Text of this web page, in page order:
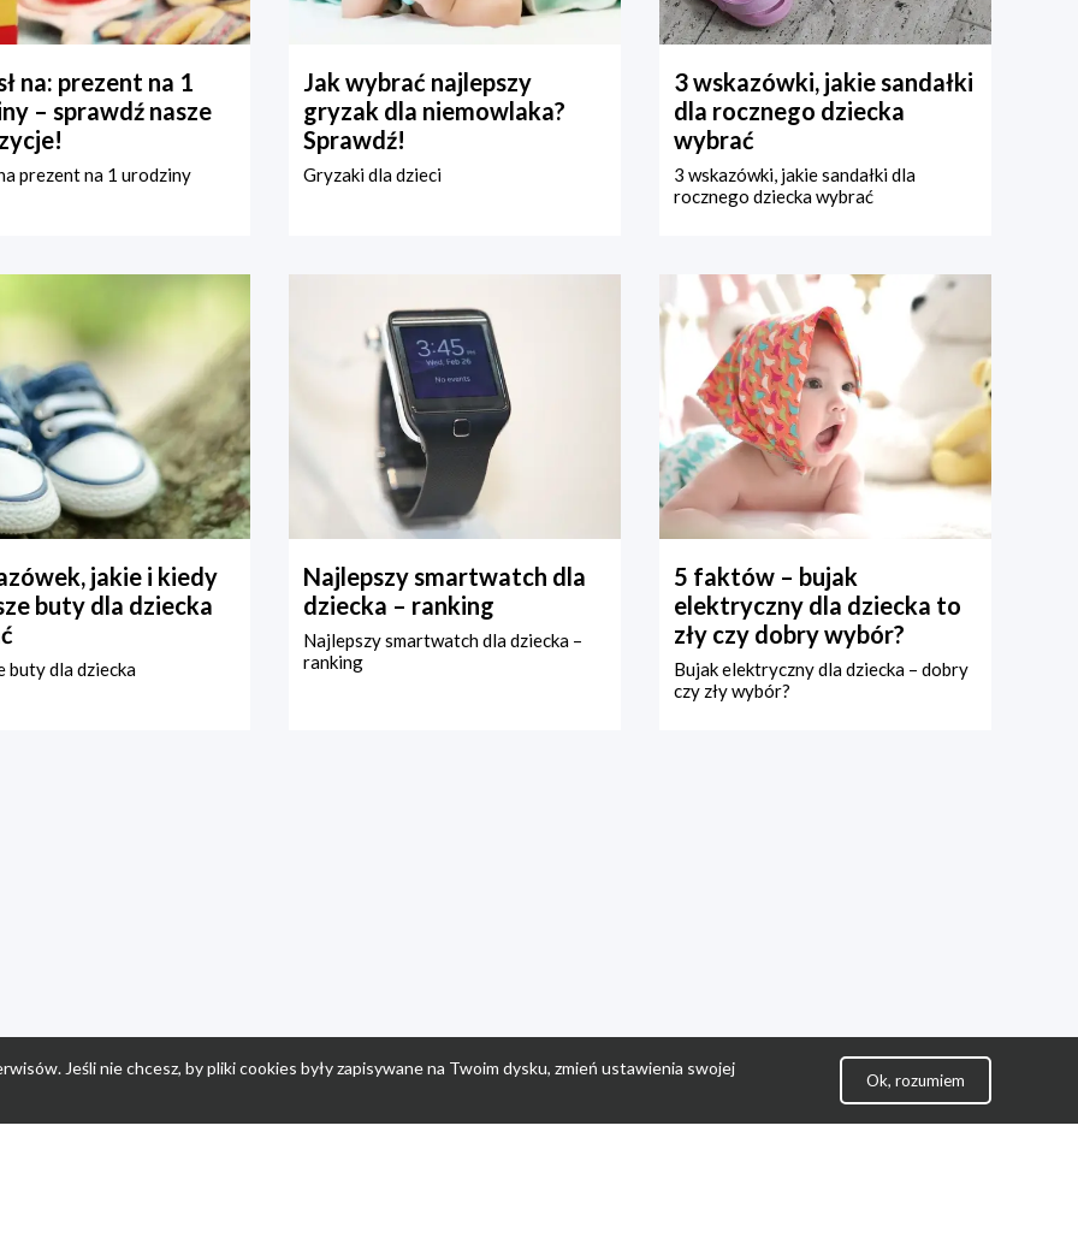
na: prezent na 1
– sprawdź nasze
prezent na 1 urodziny
Jak wybrać najlepszy
gryzak dla niemowlaka?
Sprawdź!
Gryzaki dla dzieci
3 wskazówki, jakie sandałki
dla rocznego dziecka
wybrać
3 wskazówki, jakie sandałki dla
rocznego dziecka wybrać
jakie i kiedy
buty dla dziecka
buty dla dziecka
Najlepszy smartwatch dla
dziecka – ranking
Najlepszy smartwatch dla dziecka –
ranking
5 faktów – bujak
elektryczny dla dziecka to
zły czy dobry wybór?
Bujak elektryczny dla dziecka – dobry
czy zły wybór?
Jeśli nie chcesz, by pliki cookies były zapisywane na Twoim dysku, zmień ustawienia swojej
Ok, rozumiem